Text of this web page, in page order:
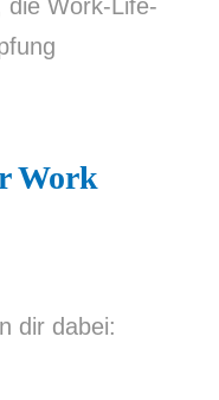
die Work-Life-
Work
dir dabei: